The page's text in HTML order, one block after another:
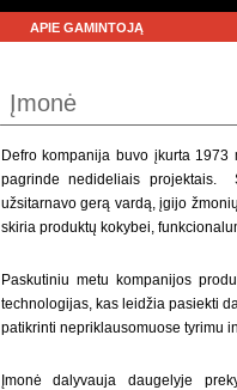
APIE GAMINTOJĄ
Įmonė
Defro kompanija buvo įkurta1973
pagrinde nedideliais projektais.
užsitarnavo gerą vardą, įgijo
skiria produktų kokybei,
Paskutiniu metu kompanijos
technologijas, kas leidžia pasiekti
patikrinti nepriklausomuose tyrimu
Įmonė dalyvauja daugelyje